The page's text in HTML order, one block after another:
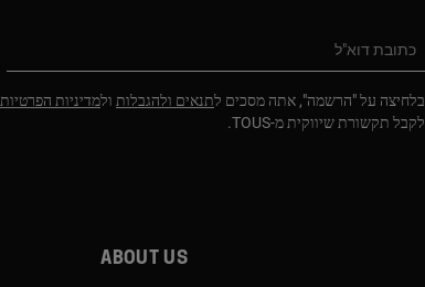
כתובת דוא"ל
בלחיצה על "הרשמה", אתה מסכים לתנאים ולהגבלות ולמדיניות הפרטיות
לקבל תקשורת שיווקית מ-TOUS.
About us